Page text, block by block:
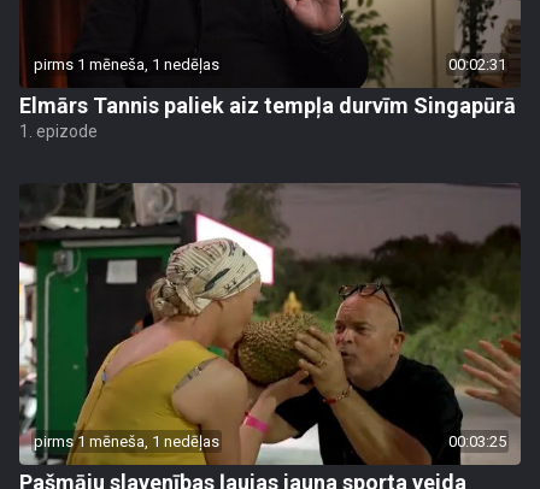
pirms 1 mēneša, 1 nedēļas 00:02:31
Elmārs Tannis paliek aiz tempļa durvīm Singapūrā
1. epizode
pirms 1 mēneša, 1 nedēļas 00:03:25
Pašmāju slavenības ļaujas jauna sporta veida